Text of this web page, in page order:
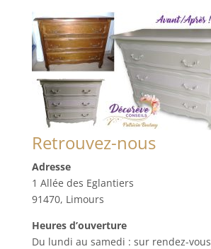
Retrouvez-nous
Adresse
1 Allée des Eglantiers
91470, Limours
Heures d’ouverture
Du lundi au samedi : sur rendez-vous